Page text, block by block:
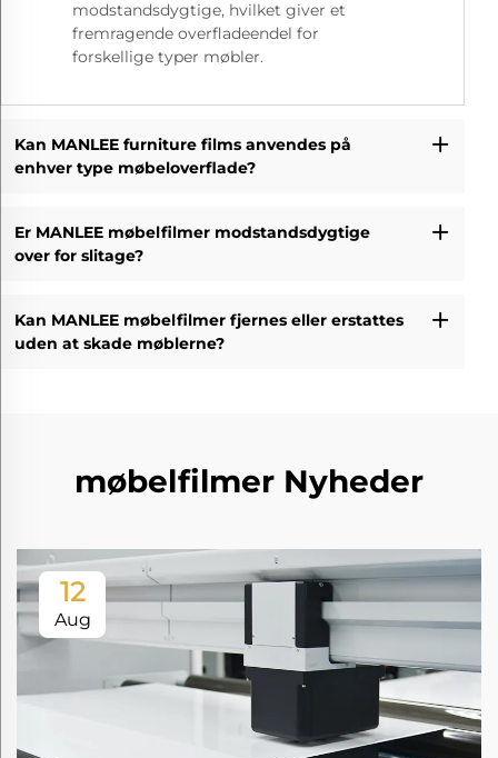
modstandsdygtige, hvilket giver et
fremragende overfladeendel for
forskellige typer møbler.
Kan MANLEE furniture films anvendes på
enhver type møbeloverflade?
Er MANLEE møbelfilmer modstandsdygtige
over for slitage?
Kan MANLEE møbelfilmer fjernes eller erstattes
uden at skade møblerne?
møbelfilmer Nyheder
12
Aug